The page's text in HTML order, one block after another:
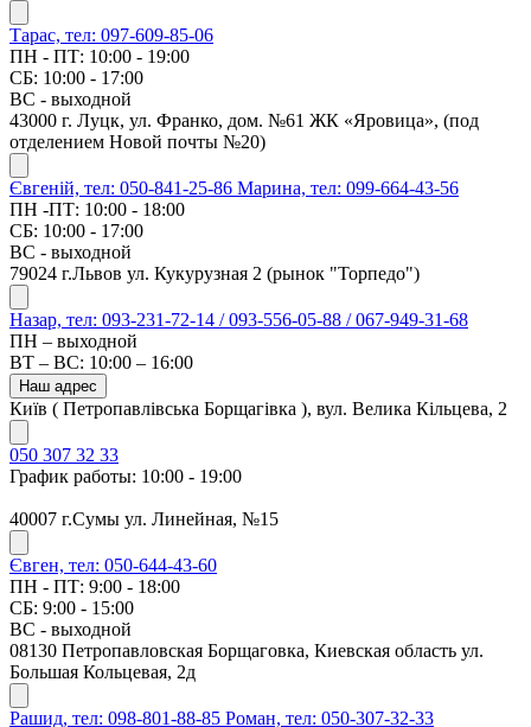
Тарас, тел: 097-609-85-06
ПН - ПТ: 10:00 - 19:00
СБ: 10:00 - 17:00
ВС - выходной
43000 г. Луцк, ул. Франко, дом. №61 ЖК «Яровица», (под
отделением Новой почты №20)
Євгеній, тел: 050-841-25-86 Марина, тел: 099-664-43-56
ПН -ПТ: 10:00 - 18:00
СБ: 10:00 - 17:00
ВС - выходной
79024 г.Львов ул. Кукурузная 2 (рынок "Торпедо")
Назар, тел: 093-231-72-14 / 093-556-05-88 / 067-949-31-68
ПН – выходной
ВТ – ВС: 10:00 – 16:00
Наш адрес
Київ ( Петропавлівська Борщагівка ), вул. Велика Кільцева, 2
050 307 32 33
График работы: 10:00 - 19:00
40007 г.Сумы ул. Линейная, №15
Євген, тел: 050-644-43-60
ПН - ПТ: 9:00 - 18:00
СБ: 9:00 - 15:00
ВС - выходной
08130 Петропавловская Борщаговка, Киевская область ул.
Большая Кольцевая, 2д
Рашид, тел: 098-801-88-85 Роман, тел: 050-307-32-33